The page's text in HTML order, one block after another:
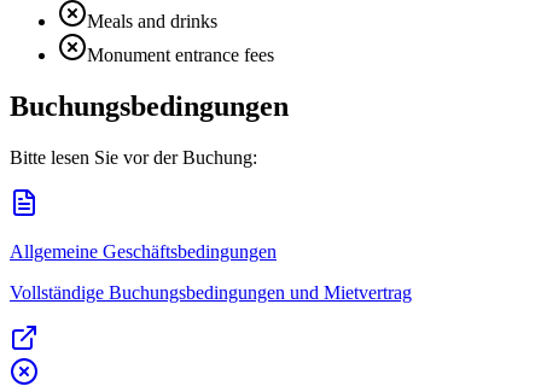
Meals and drinks
Monument entrance fees
Buchungsbedingungen
Bitte lesen Sie vor der Buchung:
Allgemeine Geschäftsbedingungen
Vollständige Buchungsbedingungen und Mietvertrag